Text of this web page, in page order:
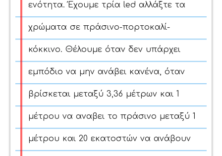
ενότητα. Έχουμε τρία led αλλάξτε τα
χρώματα σε πράσινο-πορτοκαλί-
κόκκινο. Θέλουμε όταν δεν υπάρχει
εμπόδιο να μην ανάβει κανένα, όταν
βρίσκεται μεταξύ 3,36 μέτρων και 1
μέτρου να αναβει το πράσινο μεταξύ 1
μέτρου και 20 εκατοστών να ανάβουν